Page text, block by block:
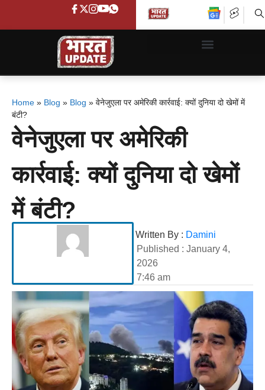
Home » Blog » Blog » वेनेजुएला पर अमेरिकी कार्रवाई: क्यों दुनिया दो खेमों में
बंटी?
वेनेजुएला पर अमेरिकी
कार्रवाई: क्यों दुनिया दो खेमों
में बंटी?
Written By : Damini
Published : January 4,
2026
7:46 am